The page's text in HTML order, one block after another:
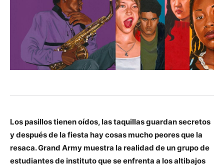
Los pasillos tienen oídos, las taquillas guardan secretos
y después de la fiesta hay cosas mucho peores que la
resaca. Grand Army muestra la realidad de un grupo de
estudiantes de instituto que se enfrenta a los altibajos